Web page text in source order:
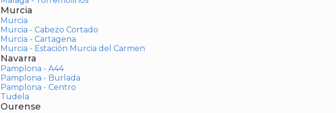
Murcia
Murcia
Murcia - Cabezo Cortado
Murcia - Cartagena
Murcia - Estación Murcia del Carmen
Navarra
Pamplona - A44
Pamplona - Burlada
Pamplona - Centro
Tudela
Ourense